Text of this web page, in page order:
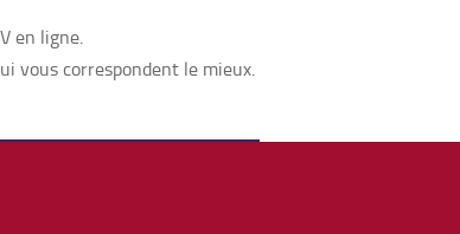
en ligne.
vous correspondent le mieux.